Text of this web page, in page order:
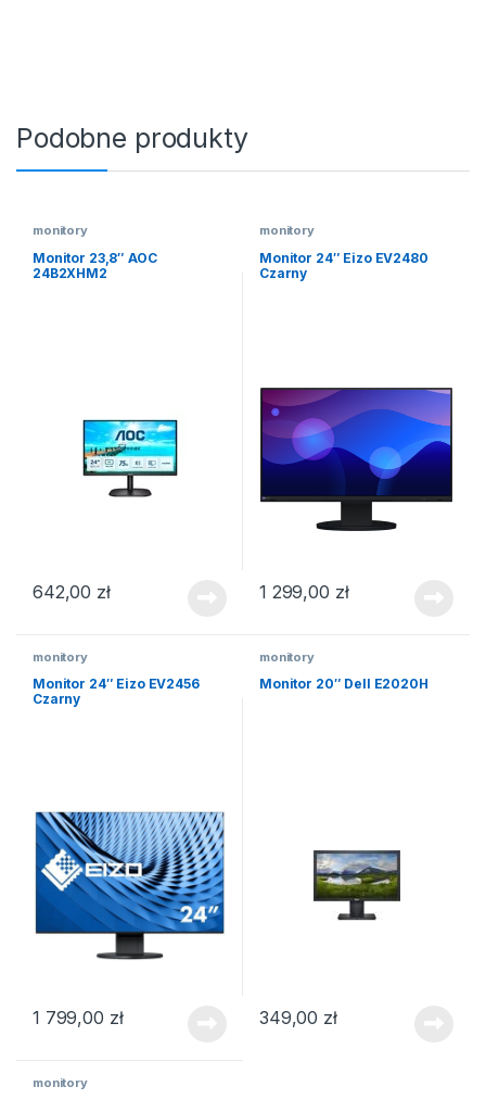
Podobne produkty
monitory
Monitor 23,8″ AOC
24B2XHM2
642,00 zł
monitory
Monitor 24″ Eizo EV2480
Czarny
1 299,00 zł
monitory
Monitor 24″ Eizo EV2456
Czarny
1 799,00 zł
monitory
Monitor 20″ Dell E2020H
349,00 zł
monitory